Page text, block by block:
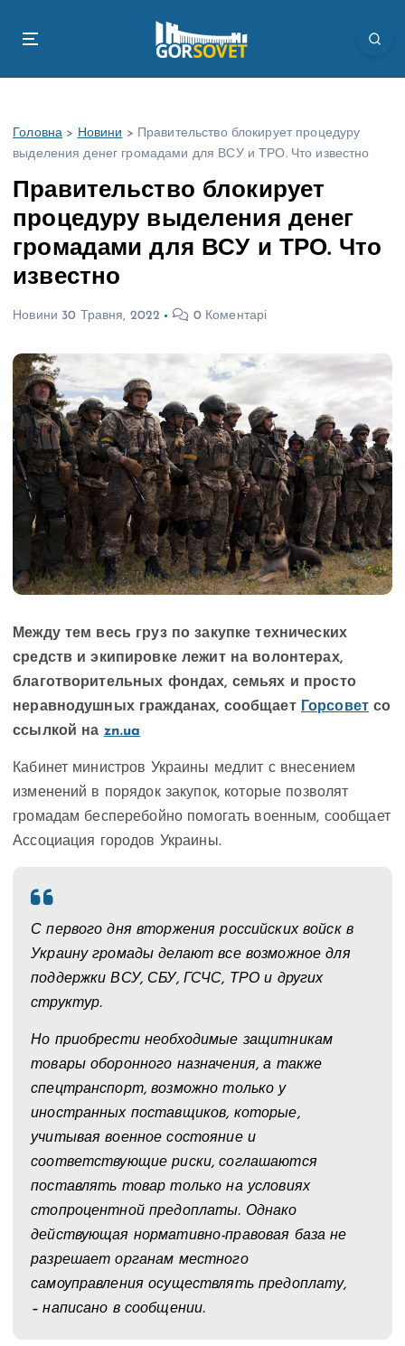
Головна > Новини >
Правительство блокирует процедуру
выделения денег громадами для ВСУ и ТРО. Что известно
Правительство блокирует
процедуру выделения денег
громадами для ВСУ и ТРО. Что
известно
Новини 30 Травня, 2022 0 Коментарі
Между тем весь груз по закупке технических
средств и экипировке лежит на волонтерах,
благотворительных фондах, семьях и просто
неравнодушных гражданах, сообщает Горсовет со
ссылкой на zn.ua
Кабинет министров Украины медлит с внесением
изменений в порядок закупок, которые позволят
громадам бесперебойно помогать военным, сообщает
Ассоциация городов Украины.
С первого дня вторжения российских войск в
Украину громады делают все возможное для
поддержки ВСУ, СБУ, ГСЧС, ТРО и других
структур.
Но приобрести необходимые защитникам
товары оборонного назначения, а также
спецтранспорт, возможно только у
иностранных поставщиков, которые,
учитывая военное состояние и
соответствующие риски, соглашаются
поставлять товар только на условиях
стопроцентной предоплаты. Однако
действующая нормативно-правовая база не
разрешает органам местного
самоуправления осуществлять предоплату,
– написано в сообщении.